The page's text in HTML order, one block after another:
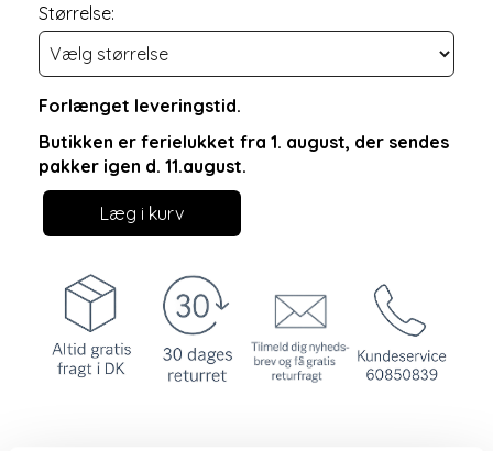
Størrelse:
Forlænget leveringstid.
Butikken er ferielukket fra 1. august, der sendes
pakker igen d. 11.august.
Læg i kurv